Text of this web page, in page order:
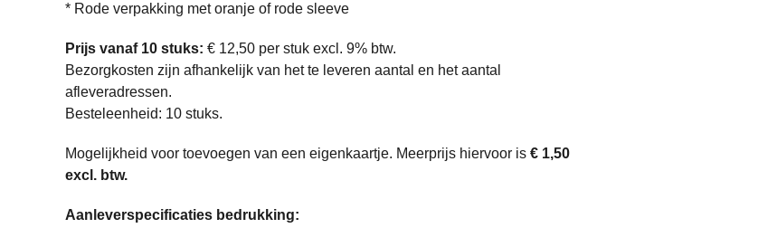
* Rode verpakking met oranje of rode sleeve
Prijs vanaf 10 stuks: € 12,50 per stuk excl. 9% btw.
Bezorgkosten zijn afhankelijk van het te leveren aantal en het aantal
afleveradressen.
Besteleenheid: 10 stuks.
Mogelijkheid voor toevoegen van een eigenkaartje. Meerprijs hiervoor is € 1,50
excl. btw.
Aanleverspecificaties bedrukking: